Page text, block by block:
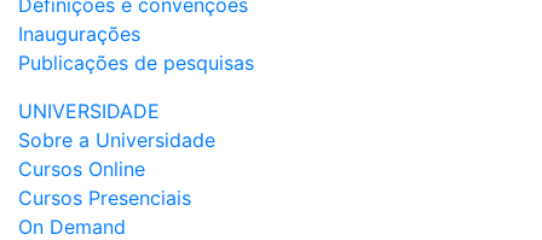
Definições e convenções
Inaugurações
Publicações de pesquisas
UNIVERSIDADE
Sobre a Universidade
Cursos Online
Cursos Presenciais
On Demand